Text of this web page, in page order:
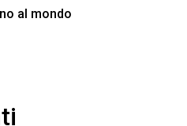
al mondo